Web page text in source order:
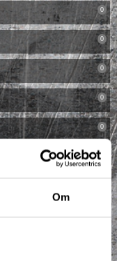
Om
0
0
0
0
0
0